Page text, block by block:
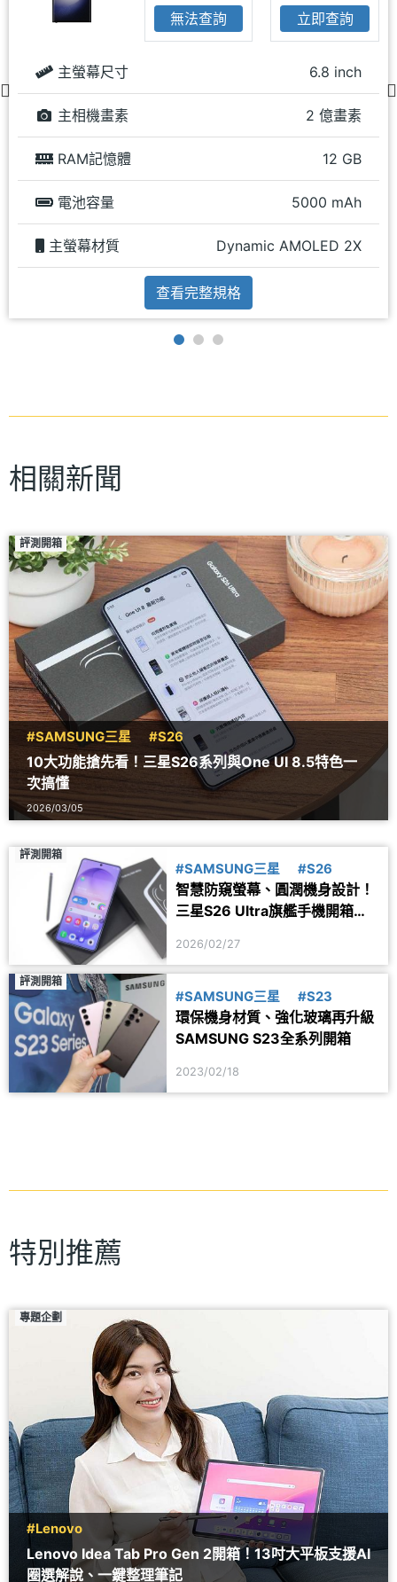
無法查詢 立即查詢
主螢幕尺寸 6.8 inch
主相機畫素 2 億畫素
RAM記憶體 12 GB
電池容量 5000 mAh
主螢幕材質 Dynamic AMOLED 2X
查看完整規格
相關新聞
評測開箱
#SAMSUNG三星 #S26
10大功能搶先看！三星S26系列與One UI 8.5特色一
次搞懂
2026/03/05
評測開箱
#SAMSUNG三星 #S26
智慧防窺螢幕、圓潤機身設計！
三星S26 Ultra旗艦手機開箱體
2026/02/27
評測開箱
#SAMSUNG三星 #S23
環保機身材質、強化玻璃再升級
SAMSUNG S23全系列開箱
2023/02/18
特別推薦
專題企劃
#Lenovo
Lenovo Idea Tab Pro Gen 2開箱！13吋大平板支援AI
圈選解說、一鍵整理筆記